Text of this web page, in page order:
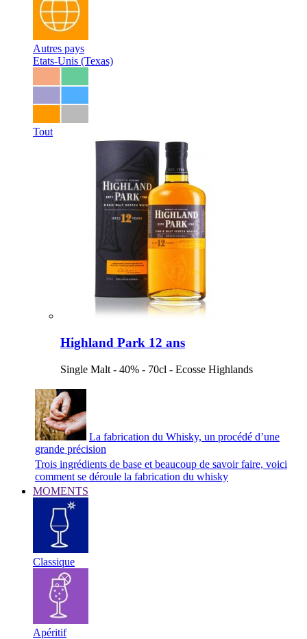
Autres pays
Etats-Unis (Texas)
Tout
Highland Park 12 ans
Single Malt - 40% - 70cl - Ecosse Highlands
La fabrication du Whisky, un procédé d’une
grande précision
Trois ingrédients de base et beaucoup de savoir faire, voici
comment se déroule la fabrication du whisky
MOMENTS
Classique
Apéritif